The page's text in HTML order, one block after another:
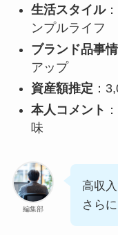
生活スタイル
ンプルライフ
ブランド品事情
アップ
資産額推定 ：
本人コメント
味
編集部
高収
さら